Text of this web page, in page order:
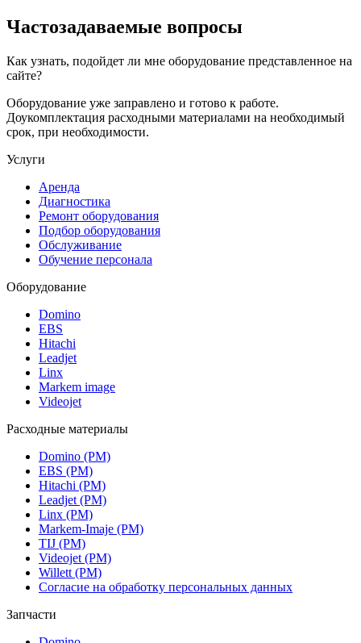
Частозадаваемые вопросы
Как узнать, подойдет ли мне оборудование представленное на
сайте?
Оборудование уже заправлено и готово к работе.
Доукомплектация расходными материалами на необходимый
срок, при необходимости.
Услуги
Аренда
Диагностика
Ремонт оборудования
Подбор оборудования
Обслуживание
Обучение персонала
Оборудование
Domino
EBS
Hitachi
Leadjet
Linx
Markem image
Videojet
Расходные материалы
Domino (РМ)
EBS (РМ)
Hitachi (РМ)
Leadjet (РМ)
Linx (РМ)
Markem-Imaje (РМ)
TIJ (РМ)
Videojet (РМ)
Willett (РМ)
Согласие на обработку персональных данных
Запчасти